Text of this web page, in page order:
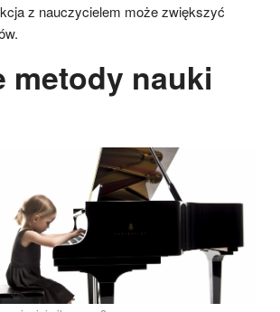
z nauczycielem może zwiększyć
metody nauki